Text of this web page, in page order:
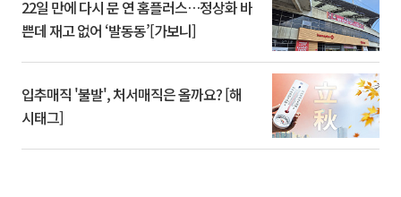
22일 만에 다시 문 연 홈플러스…정상화 바
쁜데 재고 없어 ‘발동동’[가보니]
입추매직 '불발', 처서매직은 올까요? [해
시태그]